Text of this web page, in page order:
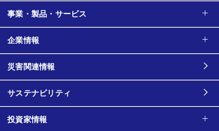
事業・製品・サービス
企業情報
災害関連情報
サステナビリティ
投資家情報